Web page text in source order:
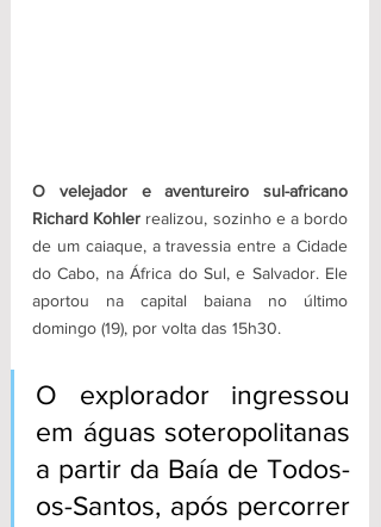
O velejador e aventureiro sul-africano
Richard Kohler realizou, sozinho e a bordo
de um caiaque, a travessia entre a Cidade
do Cabo, na África do Sul, e Salvador. Ele
aportou na capital baiana no último
domingo (19), por volta das 15h30.
O explorador ingressou
em águas soteropolitanas
a partir da Baía de Todos-
os-Santos, após percorrer